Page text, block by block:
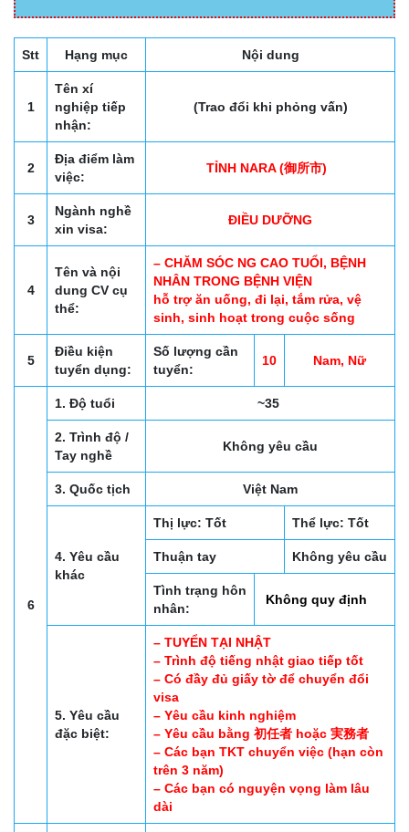
Stt Hạng mục Nội dung
1
Tên xí
nghiệp tiếp
nhận:
(Trao đổi khi phỏng vấn)
2
Địa điểm làm
việc:
TỈNH NARA (御所市)
3
Ngành nghề
xin visa:
ĐIỀU DƯỠNG
4
Tên và nội
dung CV cụ
thể:
– CHĂM SÓC NG CAO TUỔI, BỆNH
NHÂN TRONG BỆNH VIỆN
hỗ trợ ăn uống, đi lại, tắm rửa, vệ
sinh, sinh hoạt trong cuộc sống
5
Điều kiện
tuyển dụng:
Số lượng cần
tuyển:
10 Nam, Nữ
6
1. Độ tuổi ~35
2. Trình độ /
Tay nghề
Không yêu cầu
3. Quốc tịch Việt Nam
4. Yêu cầu
khác
Thị lực: Tốt Thể lực: Tốt
Thuận tay Không yêu cầu
Tình trạng hôn
nhân:
Không quy định
5. Yêu cầu
đặc biệt:
– TUYỂN TẠI NHẬT
– Trình độ tiếng nhật giao tiếp tốt
– Có đầy đủ giấy tờ để chuyển đổi
visa
– Yêu cầu kinh nghiệm
– Yêu cầu bằng 初任者 hoặc 実務者
– Các bạn TKT chuyển việc (hạn còn
trên 3 năm)
– Các bạn có nguyện vọng làm lâu
dài